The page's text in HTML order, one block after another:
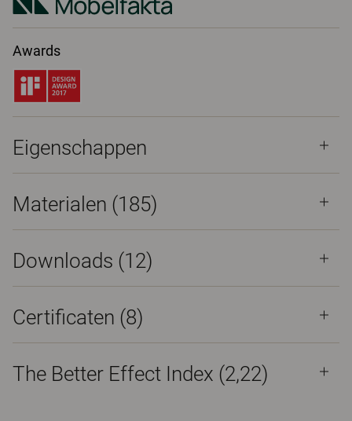
Awards
Eigenschappen
Materialen (185)
Downloads (12)
Certificaten (8)
The Better Effect Index (2,22)